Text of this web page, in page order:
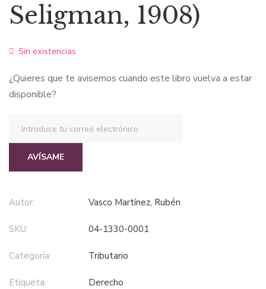
Seligman, 1908)
Sin existencias
¿Quieres que te avisemos cuando este libro vuelva a estar
disponible?
AVÍSAME
Autor: Vasco Martínez, Rubén
SKU: 04-1330-0001
Categoría: tributario
Etiqueta: derecho